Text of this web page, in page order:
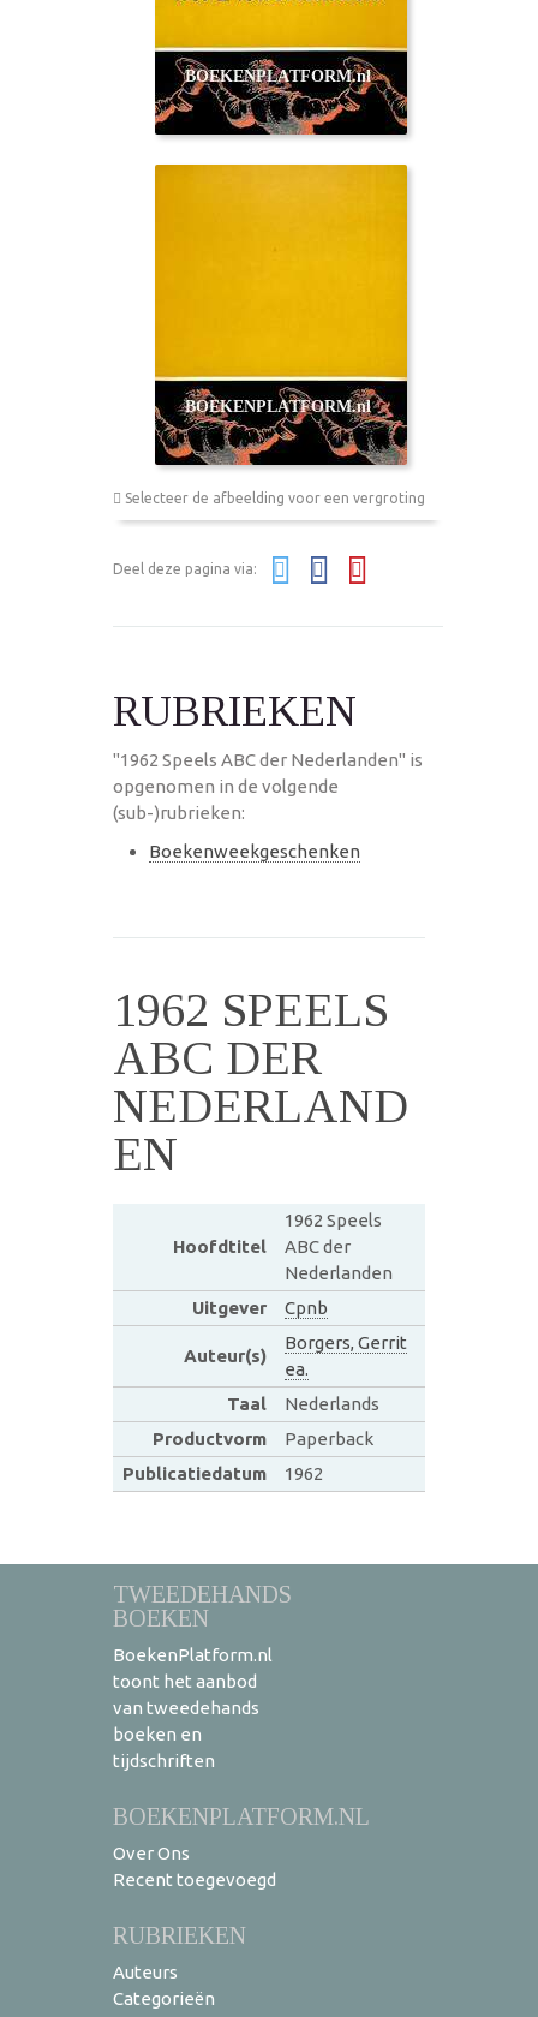
Selecteer de afbeelding voor een vergroting
Deel deze pagina via:
RUBRIEKEN
"1962 Speels ABC der Nederlanden" is
opgenomen in de volgende
(sub-)rubrieken:
Boekenweekgeschenken
1962 SPEELS
ABC DER
NEDERLAND
EN
Hoofdtitel
1962 Speels
ABC der
Nederlanden
Uitgever
Cpnb
Auteur(s)
Borgers, Gerrit
ea.
Taal
Nederlands
Productvorm
Paperback
Publicatiedatum
1962
TWEEDEHANDS
BOEKEN
BoekenPlatform.nl
toont het aanbod
van tweedehands
boeken en
tijdschriften
BOEKENPLATFORM.NL
Over Ons
Recent toegevoegd
RUBRIEKEN
Auteurs
Categorieën